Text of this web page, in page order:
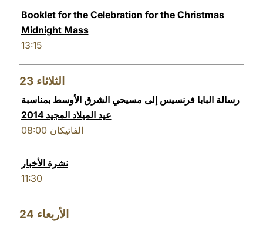
Booklet for the Celebration for the Christmas
Midnight Mass
13:15
23 الثلاثاء
رسالة البابا فرنسيس إلى مسيحي الشرق الأوسط بمناسبة
عيد الميلاد المجيد 2014
08:00 الفاتيكان
نشرة الأخبار
11:30
24 الأربعاء